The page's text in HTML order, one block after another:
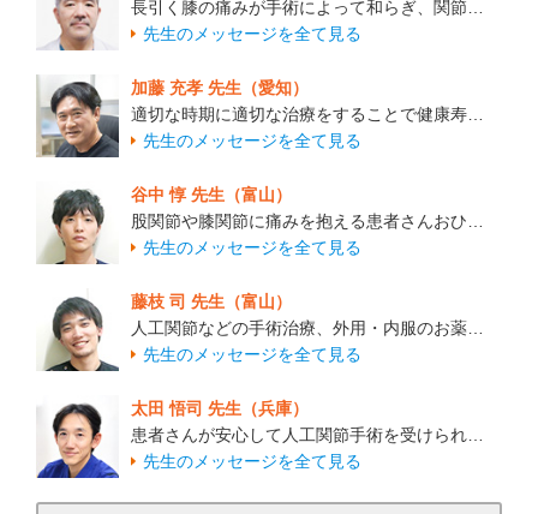
長引く膝の痛みが手術によって和らぎ、関節…
先生のメッセージを全て見る
加藤 充孝 先生（愛知）
適切な時期に適切な治療をすることで健康寿…
先生のメッセージを全て見る
谷中 惇 先生（富山）
股関節や膝関節に痛みを抱える患者さんおひ…
先生のメッセージを全て見る
藤枝 司 先生（富山）
人工関節などの手術治療、外用・内服のお薬…
先生のメッセージを全て見る
太田 悟司 先生（兵庫）
患者さんが安心して人工関節手術を受けられ…
先生のメッセージを全て見る